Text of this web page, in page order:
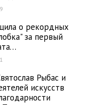
о рекордных
за первый
Рыбас и
искусств